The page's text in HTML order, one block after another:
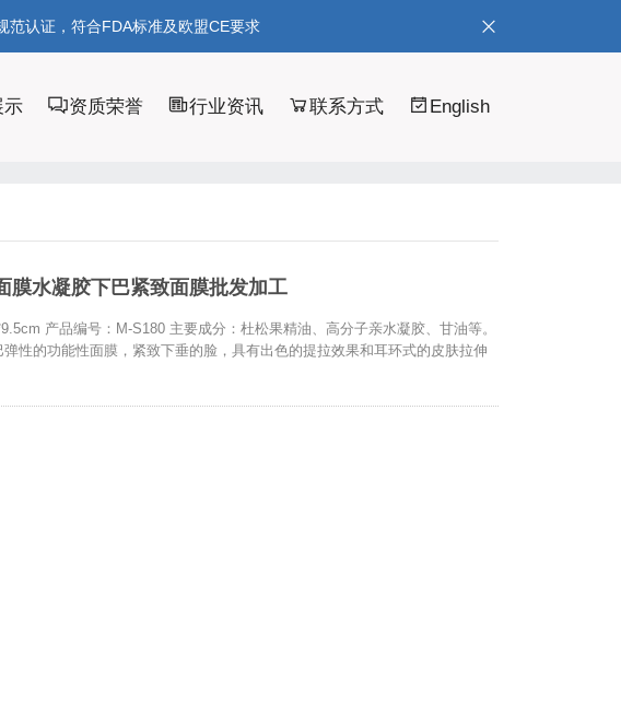
范认证，符合FDA标准及欧盟CE要求
示 资质荣誉 行业资讯 联系方式 English
膜水凝胶下巴紧致面膜批发加工
产品编号：M-S180 主要成分：杜松果精油、高分子亲水凝胶、甘油等。
性的功能性面膜，紧致下垂的脸，具有出色的提拉效果和耳环式的皮肤拉伸